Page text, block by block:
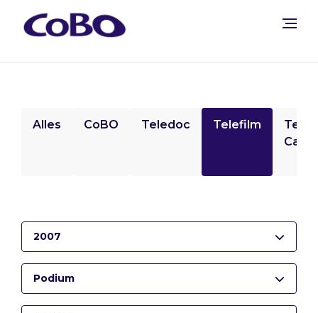
Alles CoBO Teledoc Telefilm
2007
Podium